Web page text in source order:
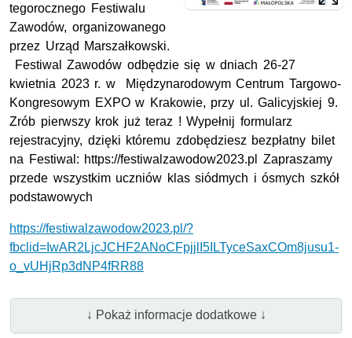
tegorocznego Festiwalu
Zawodów, organizowanego
przez Urząd Marszałkowski.
Festiwal Zawodów odbędzie się w dniach 26-27
kwietnia 2023 r. w Międzynarodowym Centrum Targowo-
Kongresowym EXPO w Krakowie, przy ul. Galicyjskiej 9.
Zrób pierwszy krok już teraz ! Wypełnij formularz
rejestracyjny, dzięki któremu zdobędziesz bezpłatny bilet
na Festiwal: https://festiwalzawodow2023.pl Zapraszamy
przede wszystkim uczniów klas siódmych i ósmych szkół
podstawowych
https://festiwalzawodow2023.pl/?
fbclid=IwAR2LjcJCHF2ANoCFpjjlI5ILTyceSaxCOm8jusu1-
o_vUHjRp3dNP4fRR88
↓ Pokaż informacje dodatkowe ↓